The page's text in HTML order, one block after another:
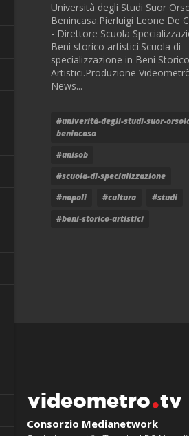
Università degli Studi Suor
Benincasa.Pierluigi Leone De
- Direttore Scuola
Beni storico artistici.Scuola di
specializzazione in Beni Storico
Artistici.Produzione
News...
#univerità-degli-studi-suor-
benincasa
#unisob
#scuola-di-specializzazione
#napoli
#cultura
#studi
#beni-storico-artistici
videometro tv
Consorzio Medianetwork